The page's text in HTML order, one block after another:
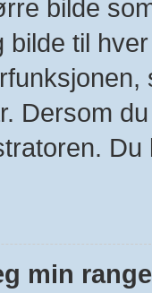
bilde
bilde til
Dersom
min